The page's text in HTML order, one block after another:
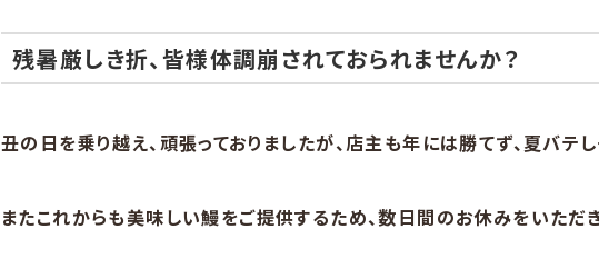
残暑厳しき折、皆様体調崩されておられませんか？
丑の日を乗り越え、頑張っておりましたが、店主も年には勝てず、夏バテ
またこれからも美味しい鰻をご提供するため、数日間のお休みをいただき